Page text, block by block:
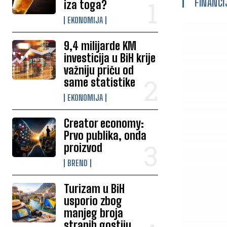
iza toga?
EKONOMIJA
9,4 milijarde KM
investicija u BiH krije
važniju priču od
same statistike
EKONOMIJA
Creator economy:
Prvo publika, onda
proizvod
BREND
Turizam u BiH
usporio zbog
manjeg broja